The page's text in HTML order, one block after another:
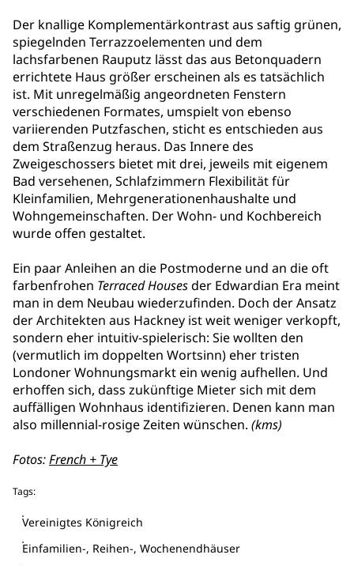
Der knallige Komplementärkontrast aus saftig grünen,
spiegelnden Terrazzoelementen und dem
lachsfarbenen Rauputz lässt das aus Betonquadern
errichtete Haus größer erscheinen als es tatsächlich
ist. Mit unregelmäßig angeordneten Fenstern
verschiedenen Formates, umspielt von ebenso
variierenden Putzfaschen, sticht es entschieden aus
dem Straßenzug heraus. Das Innere des
Zweigeschossers bietet mit drei, jeweils mit eigenem
Bad versehenen, Schlafzimmern Flexibilität für
Kleinfamilien, Mehrgenerationenhaushalte und
Wohngemeinschaften. Der Wohn- und Kochbereich
wurde offen gestaltet.
Ein paar Anleihen an die Postmoderne und an die oft
farbenfrohen Terraced Housesder Edwardian Era meint
man in dem Neubau wiederzufinden. Doch der Ansatz
der Architekten aus Hackney ist weit weniger verkopft,
sondern eher intuitiv-spielerisch: Sie wollten den
(vermutlich im doppelten Wortsinn) eher tristen
Londoner Wohnungsmarkt ein wenig aufhellen. Und
erhoffen sich, dass zukünftige Mieter sich mit dem
auffälligen Wohnhaus identifizieren. Denen kann man
also millennial-rosige Zeiten wünschen. (kms)
Fotos:French + Tye
Tags:
Vereinigtes Königreich
Einfamilien-, Reihen-, Wochenendhäuser